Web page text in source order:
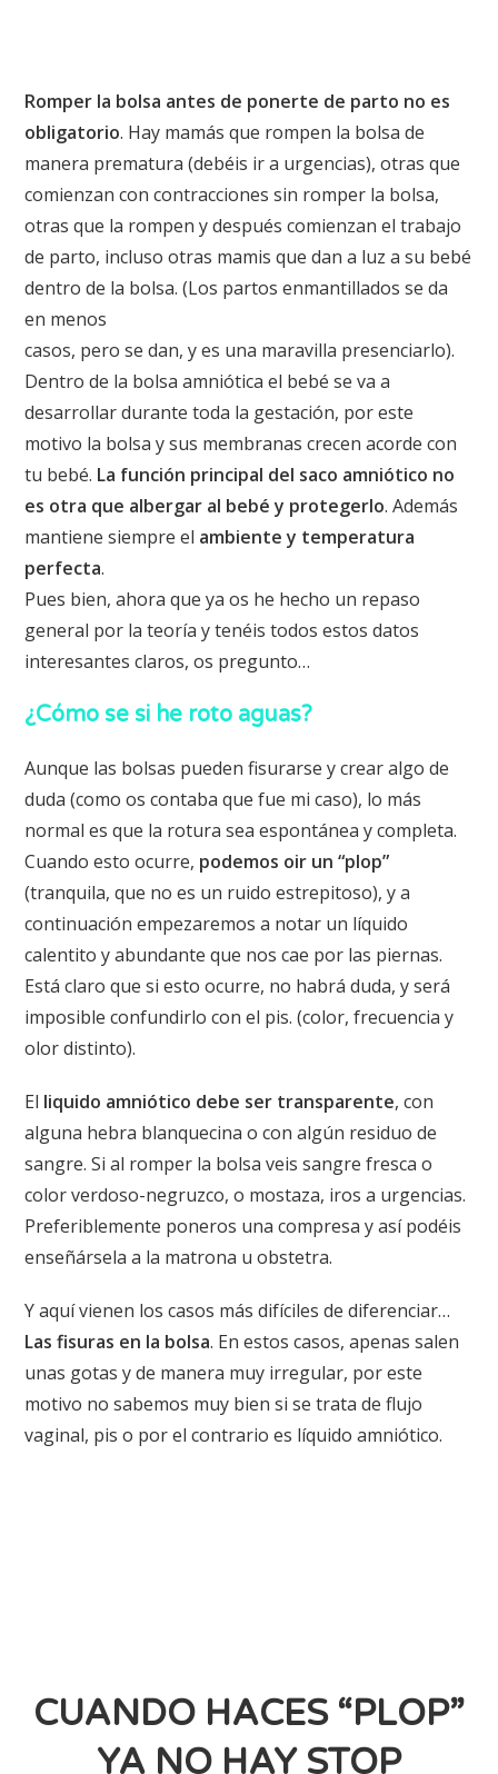
Romper la bolsa antes de ponerte de parto no es
obligatorio. Hay mamás que rompen la bolsa de
manera prematura (debéis ir a urgencias), otras que
comienzan con contracciones sin romper la bolsa,
otras que la rompen y después comienzan el trabajo
de parto, incluso otras mamis que dan a luz a su bebé
dentro de la bolsa. (Los partos enmantillados se da
en menos
casos, pero se dan, y es una maravilla presenciarlo).
Dentro de la bolsa amniótica el bebé se va a
desarrollar durante toda la gestación, por este
motivo la bolsa y sus membranas crecen acorde con
tu bebé. La función principal del saco amniótico no
es otra que albergar al bebé y protegerlo. Además
mantiene siempre el ambiente y temperatura
perfecta.
Pues bien, ahora que ya os he hecho un repaso
general por la teoría y tenéis todos estos datos
interesantes claros, os pregunto…
¿Cómo se si he roto aguas?
Aunque las bolsas pueden fisurarse y crear algo de
duda (como os contaba que fue mi caso), lo más
normal es que la rotura sea espontánea y completa.
Cuando esto ocurre, podemos oir un “plop”
(tranquila, que no es un ruido estrepitoso), y a
continuación empezaremos a notar un líquido
calentito y abundante que nos cae por las piernas.
Está claro que si esto ocurre, no habrá duda, y será
imposible confundirlo con el pis. (color, frecuencia y
olor distinto).
El liquido amniótico debe ser transparente, con
alguna hebra blanquecina o con algún residuo de
sangre. Si al romper la bolsa veis sangre fresca o
color verdoso-negruzco, o mostaza, iros a urgencias.
Preferiblemente poneros una compresa y así podéis
enseñársela a la matrona u obstetra.
Y aquí vienen los casos más difíciles de diferenciar…
Las fisuras en la bolsa. En estos casos, apenas salen
unas gotas y de manera muy irregular, por este
motivo no sabemos muy bien si se trata de flujo
vaginal, pis o por el contrario es líquido amniótico.
CUANDO HACES “PLOP”
YA NO HAY STOP